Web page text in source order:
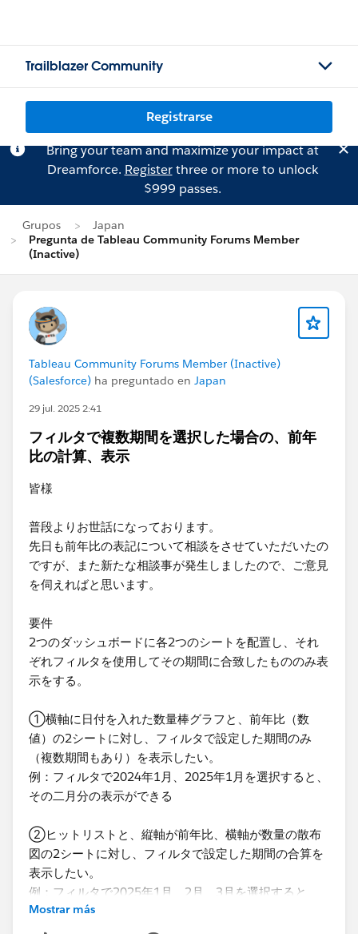
Trailblazer Community
Registrarse
Bring your team and maximize your impact at
Dreamforce. Registerthree or more to unlock
$999 passes.
Grupos
Japan
Pregunta de Tableau Community Forums Member
(Inactive)
Tableau Community Forums Member (Inactive)
(Salesforce) ha preguntado en Japan
29 jul. 2025 2:41
フィルタで複数期間を選択した場合の、前年
比の計算、表示
皆様
普段よりお世話になっております。
先日も前年比の表記について相談をさせていただいたの
ですが、また新たな相談事が発生しましたので、ご意見
を伺えればと思います。
要件
2つのダッシュボードに各2つのシートを配置し、それ
ぞれフィルタを使用してその期間に合致したもののみ表
示をする。
①横軸に日付を入れた数量棒グラフと、前年比（数
値）の2シートに対し、フィルタで設定した期間のみ
（複数期間もあり）を表示したい。
例：フィルタで2024年1月、2025年1月を選択すると、
その二月分の表示ができる
②ヒットリストと、縦軸が前年比、横軸が数量の散布
図の2シートに対し、フィルタで設定した期間の合算を
表示したい。
例：フィルタで2025年1月、2月、3月を選択すると、
その合計のデータを表示する（期間については、連続で
はなく、2月と5月といったとびとびの選択も行う）
Mostrar más